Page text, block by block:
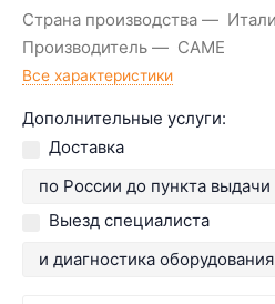
Страна производства
Производитель
CAME
Все характеристики
Дополнительные услуги:
Доставка
Выезд специалиста